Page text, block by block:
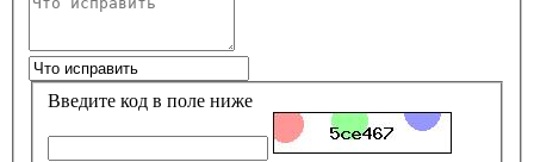
Введите код в поле ниже